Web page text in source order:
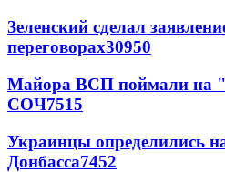
Зеленский сделал
переговорах30950
Майора ВСП поймали на
СОЧ7515
Украинцы определились
Донбасса7452